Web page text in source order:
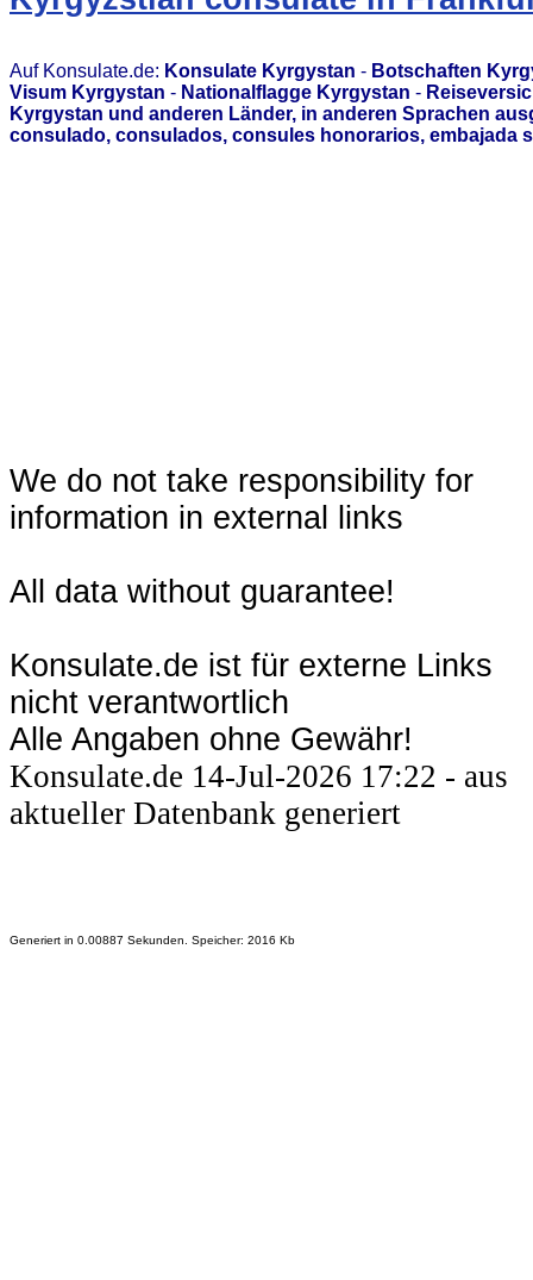
Auf Konsulate.de: Konsulate Kyrgystan - Botschaften
Visum Kyrgystan - Nationalflagge Kyrgystan -
Kyrgystan und anderen Länder, in anderen Sprachen
consulado, consulados, consules honorarios, embajada
We do not take responsibility for
information in external links
All data without guarantee!
Konsulate.de ist für externe Links
nicht verantwortlich
Alle Angaben ohne Gewähr!
Konsulate.de 14-Jul-2026 17:22 - aus
aktueller Datenbank generiert
Generiert in 0.00887 Sekunden. Speicher: 2016 Kb